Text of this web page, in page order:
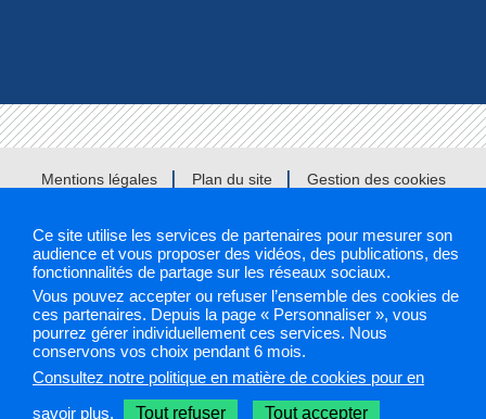
Ce site utilise les services de partenaires pour mesurer son
audience et vous proposer des vidéos, des publications, des
fonctionnalités de partage sur les réseaux sociaux.
Vous pouvez accepter ou refuser l’ensemble des cookies de
ces partenaires. Depuis la page « Personnaliser », vous
pourrez gérer individuellement ces services. Nous
conservons vos choix pendant 6 mois.
Consultez notre politique en matière de cookies pour en
savoir plus.
Tout refuser Tout accepter
Mentions légales Plan du site Gestion des cookies
ARS 2019
Sélectionnez une région pour accéder à votre site PAPS
Les sites PAPS